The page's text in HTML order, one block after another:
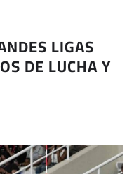
LIGAS
DE LUCHA Y